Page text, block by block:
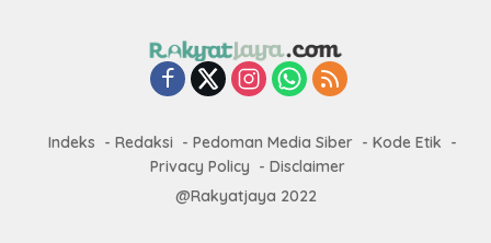
Indeks Redaksi Pedoman Media Siber
Kode Etik
Privacy Policy
Disclaimer
@Rakyatjaya 2022